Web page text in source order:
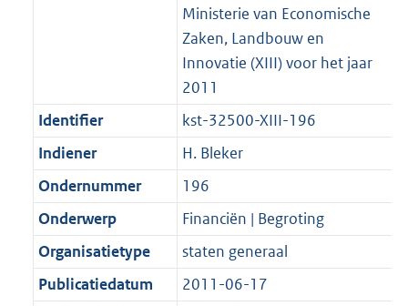
Ministerie van Economische
Zaken, Landbouw en
Innovatie (XIII) voor het jaar
2011
Identifier
kst-32500-XIII-196
Indiener
H. Bleker
Ondernummer
196
Onderwerp
Financiën | Begroting
Organisatietype
staten generaal
Publicatiedatum
2011-06-17